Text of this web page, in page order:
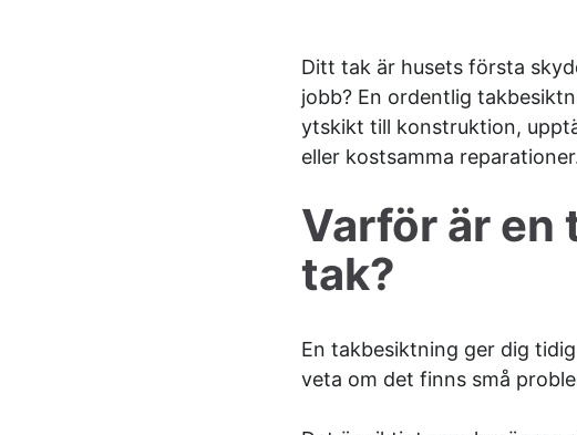
Ditt tak är husets första
jobb? En ordentlig
ytskikt till konstruktion,
eller kostsamma
Varför är
tak?
En takbesiktning ger dig
veta om det finns små